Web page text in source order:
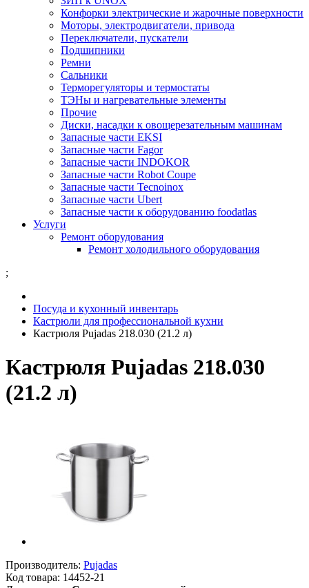
Конфорки электрические и жарочные поверхности
Моторы, электродвигатели, привода
Переключатели, пускатели
Подшипники
Ремни
Сальники
Терморегуляторы и термостаты
ТЭНы и нагревательные элементы
Прочие
Диски, насадки к овощерезательным машинам
Запасные части EKSI
Запасные части Fagor
Запасные части INDOKOR
Запасные части Robot Coupe
Запасные части Tecnoinox
Запасные части Ubert
Запасные части к оборудованию foodatlas
Услуги
Ремонт оборудования
Ремонт холодильного оборудования
;
Посуда и кухонный инвентарь
Кастрюли для профессиональной кухни
Кастрюля Pujadas 218.030 (21.2 л)
Кастрюля Pujadas 218.030
(21.2 л)
Производитель: Pujadas
Код товара: 14452-21